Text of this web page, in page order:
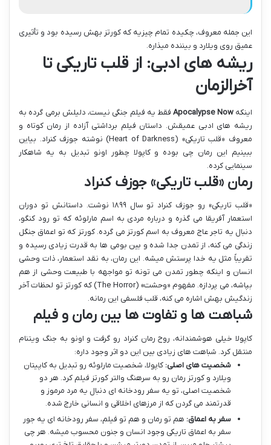
این جمله معروف، چکیده تمام چیزیه که کورتز بهش رسیده بود و تأثیری
عمیق روی ویلارد و بیننده میذاره.
ریشه های ادبی: از قلب تاریکی تا
آخرالزمان
اینکهApocalypse Nowفقط یه فیلم جنگی نیست، دلیلش برمی گرده به
ریشه های ادبی عمیقش. داستان فیلم برداشتی آزاده از رمان کوتاه و
معروف «قلب تاریکی» (Heart of Darkness) نوشته جوزف کنراد. بیاین
ببینیم این رمان چی بوده و کاپولا چطور اونو تبدیل به یه شاهکار
سینمایی کرده.
رمان «قلب تاریکی» جوزف کنراد
«قلب تاریکی» رو جوزف کنراد تو سال ۱۸۹۹ نوشت. داستانش تو دوران
استعمار آفریقا می گذره و درباره مردی به اسم مارلوئه که تو رود کنگو،
دنبال یه تاجر عاج معروف به اسم کورتز می گرده. کورتز که تو اعماق جنگل
زندگی می کنه، از تمدن جدا شده و بین بومی ها به قدرت زیادی رسیده و
تقریباً مثل یه خدا پرستش میشه. این رمان، به نقد استعمار، ذات وحشی
انسان و اینکه چطور تمدن می تونه تو مواجهه با طبیعت وحشی از هم
بپاشه، می پردازه. مفهوم «وحشت» (The Horror) که کورتز تو لحظات آخر
زندگیش بهش اشاره می کنه، قلب فلسفی این رمانه.
شباهت ها و تفاوت ها بین رمان و فیلم
کاپولا خیلی هوشمندانه، روح رمان کنراد رو گرفت و اونو به جنگ ویتنام
منتقل کرد. شباهت های زیادی بین این دو اثر وجود داره:
شخصیت های اصلی: کاپولا، شخصیت مارلوئه رو تبدیل به کاپیتان
ویلارد و کورتز رمان رو به سرهنگ والتر کورتز فیلم کرد. هر دو
شخصیت اصلی، تو یه سفر رودخانه ای دنبال یه مرد مرموز و
قدرتمند می گردن که از مرزهای اخلاقی و انسانی خارج شده.
سفر به اعماق: هم تو رمان و هم تو فیلم، سفر رودخانه ای یه جور
سفر به اعماق تاریکی وجود انسان و جنون محسوب میشه. هر چی